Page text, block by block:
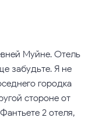
Муйне. Отель
забудьте. Я не
городка
стороне от
2 отеля,